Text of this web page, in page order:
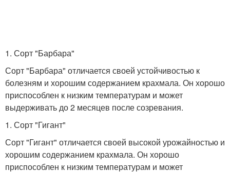
1. Сорт "Барбара"
Сорт "Барбара" отличается своей устойчивостью к
болезням и хорошим содержанием крахмала. Он хорошо
приспособлен к низким температурам и может
выдерживать до 2 месяцев после созревания.
1. Сорт "Гигант"
Сорт "Гигант" отличается своей высокой урожайностью и
хорошим содержанием крахмала. Он хорошо
приспособлен к низким температурам и может